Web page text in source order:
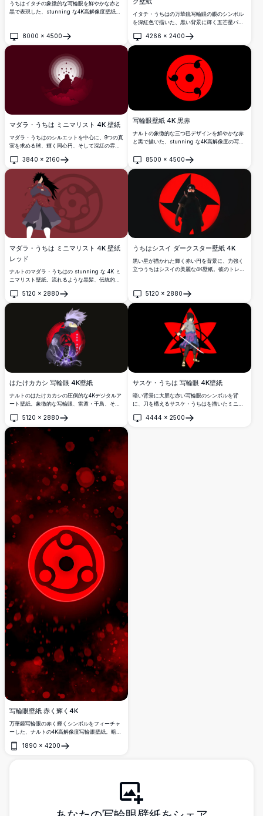
うちはイタチの象徴的な写輪眼を鮮やかな赤と
黒で表現した、stunning な4K高解像度壁紙。
8000 × 4500
開く
イタチ・うちはの万華鏡写輪眼の眼のシンボル
を深紅色で描いた、黒い背景に輝く五芒星パタ
紙。
4266 × 2400
開く
マダラ・うちは ミニマリスト 4K 壁紙
マダラ・うちはのシルエットを中心に、9つの真
実を求める球、輝く同心円、そして深紅の雰囲
な4Kミニマリスト壁紙。
3840 × 2160
開く
写輪眼壁紙 4K 黒赤
ナルトの象徴的な三つ巴デザインを鮮やかな赤
と黒で描いた、stunning な4K高解像度の写輪
スクトップ背景を求めるアニメファンに最適で
8500 × 4500
開く
マダラ・うちは ミニマリスト 4K 壁紙
レッド
ナルトのマダラ・うちはの stunning な 4K ミ
ニマリスト壁紙。流れるような黒髪、伝統的な
シンボルを特徴とする彼の象徴的なシルエッ
ト。
5120 × 2880
開く
うちはシスイ ダークスター壁紙 4K
黒い星が描かれた輝く赤い円を背景に、力強く
立つうちはシスイの美麗な4K壁紙。彼のトレー
で表現しています。
5120 × 2880
開く
はたけカカシ 写輪眼 4K壁紙
ナルトのはたけカカシの圧倒的な4Kデジタルア
ート壁紙。象徴的な写輪眼、雷遁・千鳥、そし
が特徴です。
5120 × 2880
開く
サスケ・うちは 写輪眼 4K壁紙
暗い背景に大胆な赤い写輪眼のシンボルを背
に、刀を構えるサスケ・うちはを描いたミニマ
インを求めるナルトファンに最適な高解像度デ
4444 × 2500
開く
写輪眼壁紙 赤く輝く4K
万華鏡写輪眼の赤く輝くシンボルをフィーチャ
ーした、ナルトの4K高解像度写輪眼壁紙。暗い
雰囲気の背景に赤いボケパーティクルが漂う幻
想的な一枚。
1890 × 4200
開く